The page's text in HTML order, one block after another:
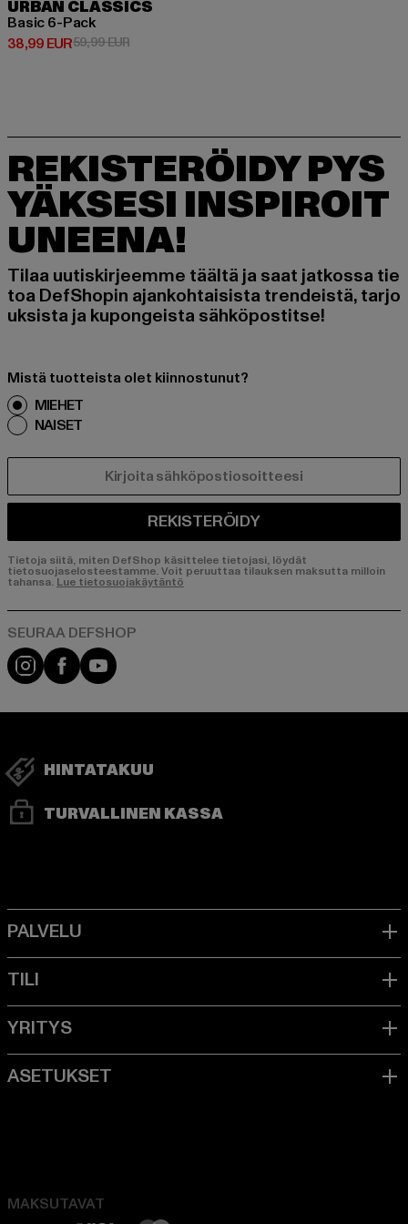
URBAN CLASSICS
Basic 6-Pack
38,99 EUR
Ajankohtainen hinta: 38,99 EUR
59,99 EURKampanjahinta: 59,99 EUR
REKISTERÖIDY PYS
YÄKSESI INSPIROIT
UNEENA!
Tilaa uutiskirjeemme täältä ja saat jatkossa tie
toa DefShopin ajankohtaisista trendeistä, tarjo
uksista ja kupongeista sähköpostitse!
Mistä tuotteista olet kiinnostunut?
MIEHET
NAISET
REKISTERÖIDY
Tietoja siitä, miten DefShop käsittelee tietojasi, löydät
tietosuojaselosteestamme. Voit peruuttaa tilauksen maksutta milloin
tahansa. Lue tietosuojakäytäntö
Visit our Instagram page:
Visit our Facebook page:
Visit our YouTube channel:
HINTATAKUU
TURVALLINEN KASSA
MAKSUTAVAT